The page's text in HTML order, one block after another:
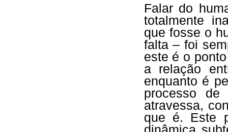
Falar do
totalmente
que fosse o
falta – foi
este é o
a relação
enquanto é
processo de
atravessa,
que é. Este